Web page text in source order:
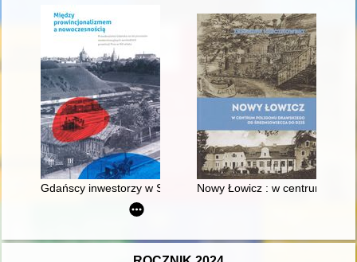
Gdańscy inwestorzy w Sopocie : prestiż finansowy i
Nowy Łowicz : w centrum